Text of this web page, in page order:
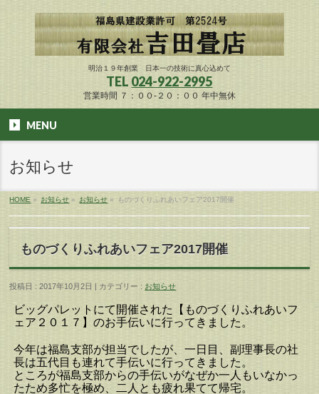
明治１９年創業 日本一の技術に真心込めて
TEL 024-922-2995
営業時間 ７：００-２０：００ 年中無休
MENU
お知らせ
HOME » お知らせ » お知らせ » ものづくりふれあいフェア2017開催
ものづくりふれあいフェア2017開催
投稿日 : 2017年10月2日 | カテゴリー : お知らせ
ビッグパレットにて開催された【ものづくりふれあいフ
ェア２０１７】のお手伝いに行ってきました。
今年は福島支部が担当でしたが、一日目、副理事長の社
長は五代目も連れて手伝いに行ってきました。
ところが福島支部からの手伝いがなぜか一人もいなかっ
たため多忙を極め、二人とも疲れ果てて帰宅。